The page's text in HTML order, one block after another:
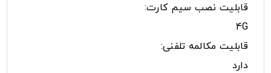
قابلیت نصب سیم کارت:
4G
قابلیت مکالمه تلفنی:
دارد